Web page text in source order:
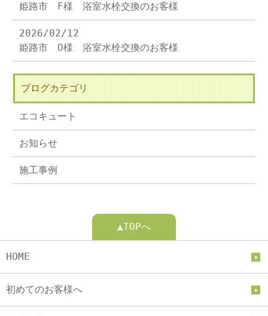
姫路市 F様 浴室水栓交換のお客様
2026/02/12
姫路市 O様 浴室水栓交換のお客様
ブログカテゴリ
エコキュート
お知らせ
施工事例
▲TOPへ
HOME
初めてのお客様へ